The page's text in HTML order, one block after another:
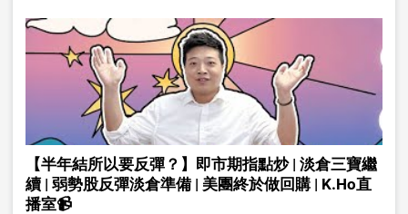
【半年結所以要反彈？】即市期指點炒 | 淡倉三寶繼
續 | 弱勢股反彈淡倉準備 | 美團終於做回購 | K.Ho直
播室📹